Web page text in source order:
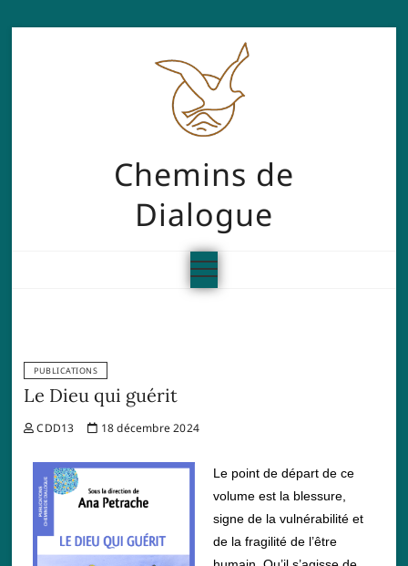
Chemins de
Dialogue
PUBLICATIONS
Le Dieu qui guérit
CDD13 18 décembre 2024
Le point de départ de ce
volume est la blessure,
signe de la vulnérabilité et
de la fragilité de l’être